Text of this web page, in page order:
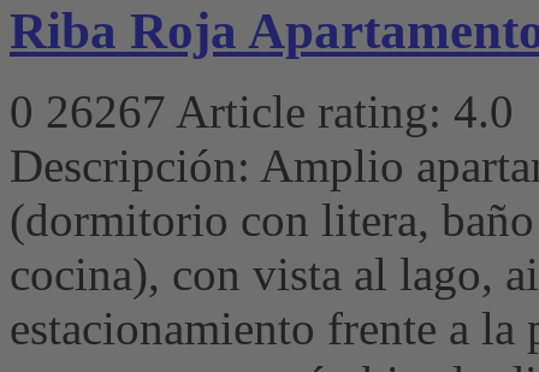
Riba Roja
0 26267 Article rating: 4.0
Descripción: Amplio
(dormitorio con litera, baño
cocina), con vista al lago,
estacionamiento frente a